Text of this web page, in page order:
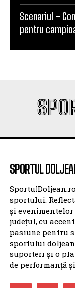
Scenariul –
pentru
SPORTUL
sportului.
și
județul, cu
pasiune pentru
sportului
suporteri și o
de performanță